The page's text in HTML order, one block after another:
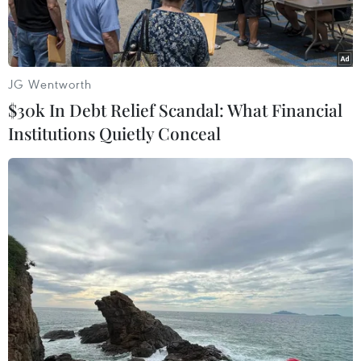
Ông Nguyễn Tấn Tuân, Chủ tịch Ủy ban Nhân dân tỉnh Khánh
Hòa và bà Natasha Fyles, Thủ hiến Vùng lãnh thổ Bắc Australia,
trao đổi Biên bản ký kết. (Ảnh: TTXVN phát)
Theo Thư mời của Thủ hiến Vùng lãnh thổ Bắc
Australia, Đoàn đại biểu của tỉnh Khánh Hòa đã
JG Wentworth
$30k In Debt Relief Scandal: What Financial
Institutions Quietly Conceal